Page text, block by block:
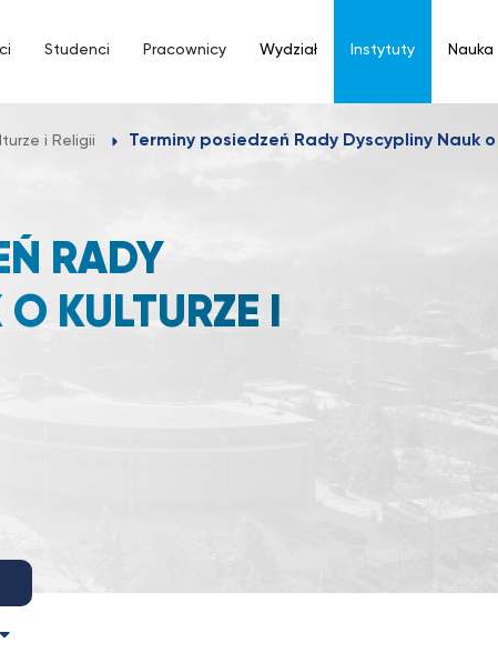
Studenci Pracownicy Wydział Instytuty Nauka
i Religii Terminy posiedzeń Rady Dyscypliny Nauk
RADY
KULTURZE I